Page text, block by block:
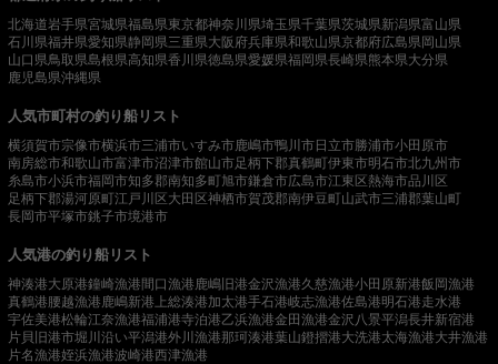
北海道岩手県宮城県福島県東京都神奈川県埼玉県千葉県茨城県新潟県富山県
石川県福井県愛知県静岡県三重県大阪府兵庫県和歌山県京都府広島県岡山県
山口県鳥取県島根県高知県香川県徳島県愛媛県福岡県長崎県熊本県大分県
鹿児島県沖縄県
人気市町村の釣り船リスト
横須賀市宗像市横浜市三浦市いすみ市鹿嶋市鴨川市日立市勝浦市小田原市
南房総市和歌山市富津市沼津市館山市足柄下郡真鶴町伊東市明石市北九州市
糸島市小浜市福岡市知多郡南知多町旭市鎌倉市広島市江東区熱海市品川区
足柄下郡湯河原町江戸川区大田区神栖市賀茂郡南伊豆町山武市三浦郡葉山町
長岡市平塚市銚子市境港市
人気港の釣り船リスト
神湊港大原港鐘崎漁港間口漁港 鹿嶋旧港金沢漁港久慈漁港小田原新港飯岡漁港
真鶴港腰越漁港 鹿嶋新港 上総湊港加太港手石港岐志漁港佐島港明石港走水港
宇佐美港松輪江奈漁港福浦港寺泊港乙浜漁港金田漁港金沢八景平潟長井新宿港
片貝旧港市堀川沿い平潟港外川漁港那珂湊港葉山鐙摺港大洗港太海漁港大井漁港
片名漁港姪浜漁港波崎港西津漁港